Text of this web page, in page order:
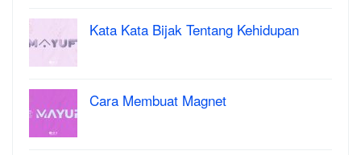
Kata Kata Bijak Tentang Kehidupan
Cara Membuat Magnet